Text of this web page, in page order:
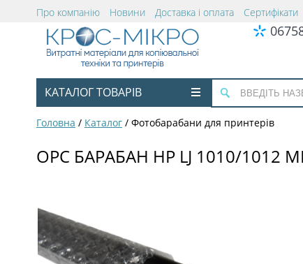
Про компанію Новини Доставка і оплата Сертифікати
КАТАЛОГ ТОВАРІВ
Головна / Каталог / Фотобарабани для принтерів
OPC БАРАБАН HP LJ 1010/1012